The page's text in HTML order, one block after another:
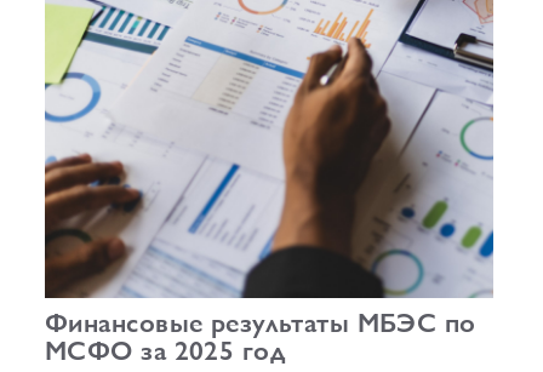
Финансовые результаты МБЭС по
МСФО за 2025 год